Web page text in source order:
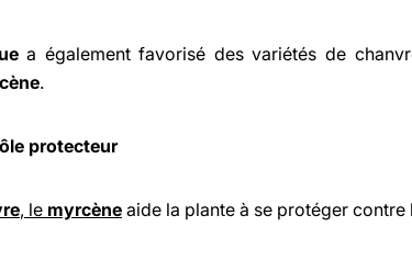
a également favorisé des variétés de
.
protecteur
, le myrcène aide la plante à se protéger